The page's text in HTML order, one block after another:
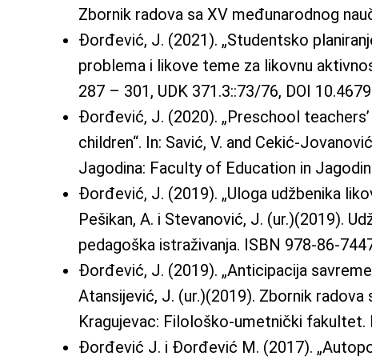
Zbornik radova sa XV međunarodnog
Đorđević, J. (2021). „Studentsko
problema i likove teme za likovnu
287 – 301, UDK 371.3::73/76, DOI
Đorđević, J. (2020). „Preschool
children“. In: Savić, V. and Cekić-
Jagodina: Faculty of Education in
Đorđević, J. (2019). „Uloga udžbenika
Pešikan, A. i Stevanović, J. (ur.)(2019).
pedagoška istraživanja. ISBN 978-86-
Đorđević, J. (2019). „Anticipacija
Atansijević, J. (ur.)(2019). Zbornik
Kragujevac: Filološko-umetnički
Đorđević J. i Đorđević M. (2017).